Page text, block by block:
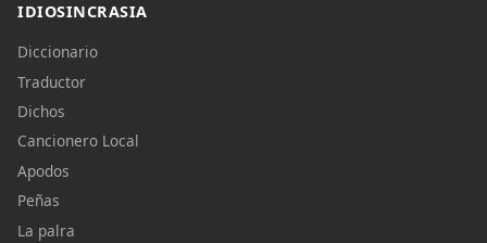
IDIOSINCRASIA
Diccionario
Traductor
Dichos
Cancionero Local
Apodos
Peñas
La palra